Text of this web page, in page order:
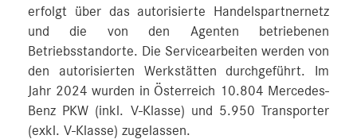
erfolgt über das autorisierte Handelspartnernetz
und die von den Agenten betriebenen
Betriebsstandorte. Die Servicearbeiten werden von
den autorisierten Werkstätten durchgeführt. Im
Jahr 2024 wurden in Österreich 10.804 Mercedes-
Benz PKW (inkl. V-Klasse) und 5.950 Transporter
(exkl. V-Klasse) zugelassen.